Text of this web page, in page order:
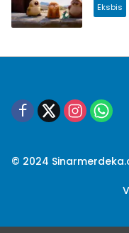
Eksbis
© 2024